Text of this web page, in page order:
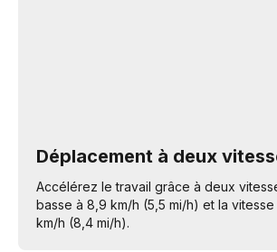
Déplacement à deux
Accélérez le travail grâce à deux
basse à 8,9 km/h (5,5 mi/h) et la vitesse
km/h (8,4 mi/h).